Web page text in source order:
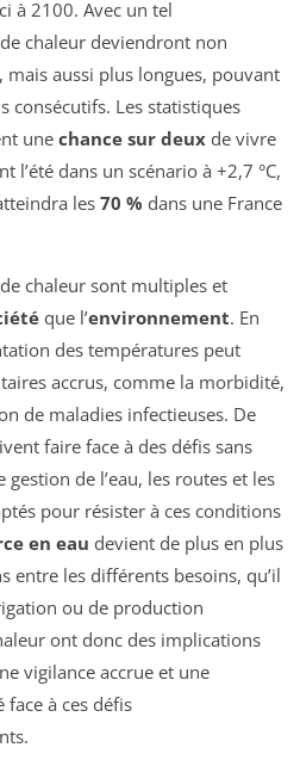
à 2100. Avec un tel
chaleur deviendront non
aussi plus longues, pouvant
consécutifs. Les statistiques
une chance sur deux de vivre
l’été dans un scénario à +2,7 °C,
les70 % dans une France
chaleur sont multiples et
que l’environnement. En
des températures peut
accrus, comme la morbidité,
de maladies infectieuses. De
faire face à des défis sans
de l’eau, les routes et les
pour résister à ces conditions
en eau devient de plus en plus
entre les différents besoins, qu’il
ou de production
ont donc des implications
vigilance accrue et une
à ces défis